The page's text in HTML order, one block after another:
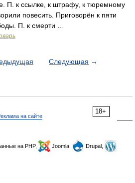
П. к ссылке, к штрафу, к тюремному
повесить. Приговорён к пяти
П. к смерти …
Следующая →
18+
на сайте
на PHP, Joomla,
Drupal,